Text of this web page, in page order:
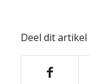
Deel dit artikel